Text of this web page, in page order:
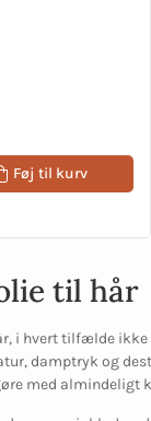
Føj til kurv
til hår
i hvert tilfælde
damptryk og
med almindeligt